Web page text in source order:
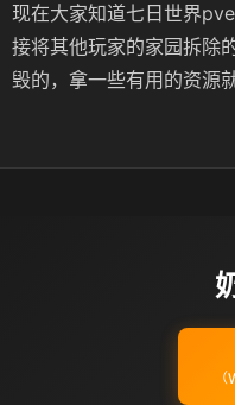
现在大家知道七日世界
接将其他玩家的家园拆除
毁的，拿一些有用的资源就